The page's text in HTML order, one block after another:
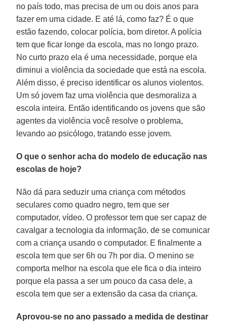
no país todo, mas precisa de um ou dois anos para
fazer em uma cidade. E até lá, como faz? É o que
estão fazendo, colocar polícia, bom diretor. A polícia
tem que ficar longe da escola, mas no longo prazo.
No curto prazo ela é uma necessidade, porque ela
diminui a violência da sociedade que está na escola.
Além disso, é preciso identificar os alunos violentos.
Um só jovem faz uma violência que desmoraliza a
escola inteira. Então identificando os jovens que são
agentes da violência você resolve o problema,
levando ao psicólogo, tratando esse jovem.
O que o senhor acha do modelo de educação nas
escolas de hoje?
Não dá para seduzir uma criança com métodos
seculares como quadro negro, tem que ser
computador, vídeo. O professor tem que ser capaz de
cavalgar a tecnologia da informação, de se comunicar
com a criança usando o computador. E finalmente a
escola tem que ser 6h ou 7h por dia. O menino se
comporta melhor na escola que ele fica o dia inteiro
porque ela passa a ser um pouco da casa dele, a
escola tem que ser a extensão da casa da criança.
Aprovou-se no ano passado a medida de destinar